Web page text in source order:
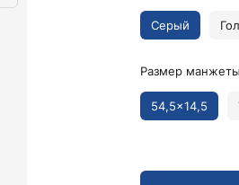
светильникам
Серый
Размер
54,5x14,5